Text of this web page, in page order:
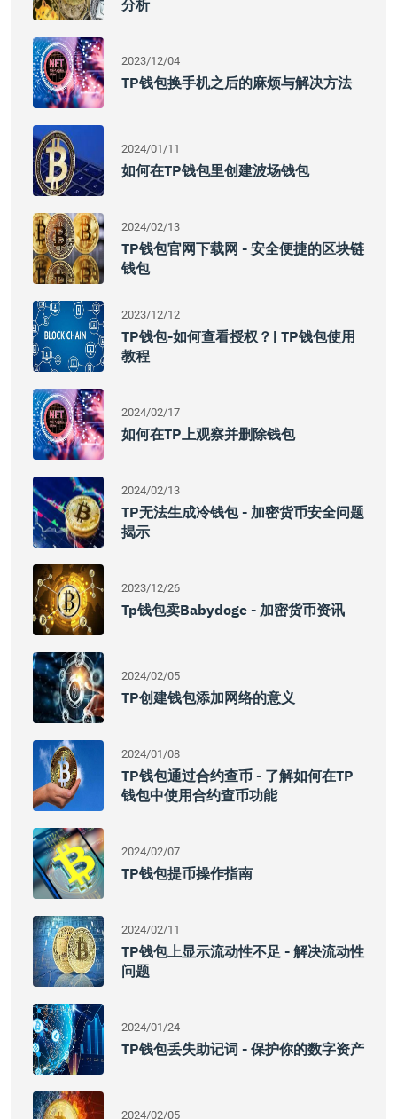
分析
2023/12/04
TP钱包换手机之后的麻烦与解决方法
2024/01/11
如何在TP钱包里创建波场钱包
2024/02/13
TP钱包官网下载网 - 安全便捷的区块链
钱包
2023/12/12
TP钱包-如何查看授权？| TP钱包使用
教程
2024/02/17
如何在TP上观察并删除钱包
2024/02/13
TP无法生成冷钱包 - 加密货币安全问题
揭示
2023/12/26
Tp钱包卖babydoge - 加密货币资讯
2024/02/05
TP创建钱包添加网络的意义
2024/01/08
TP钱包通过合约查币 - 了解如何在TP
钱包中使用合约查币功能
2024/02/07
TP钱包提币操作指南
2024/02/11
TP钱包上显示流动性不足 - 解决流动性
问题
2024/01/24
TP钱包丢失助记词 - 保护你的数字资产
2024/02/05